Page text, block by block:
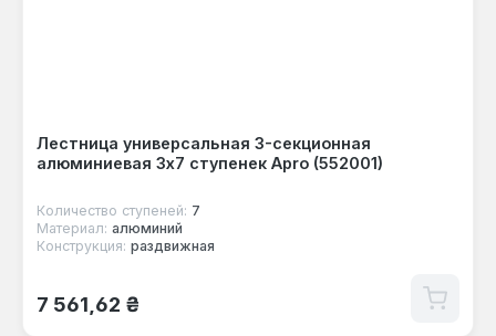
Лестница универсальная 3-секционная
алюминиевая 3x7 ступенек Apro (552001)
Количество ступеней: 7
Материал: алюминий
Конструкция: раздвижная
Обычная цена:
7 561,62 ₴